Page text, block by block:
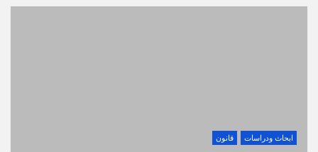
ابحاث ودراسات قانون